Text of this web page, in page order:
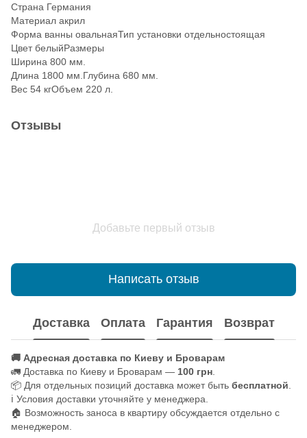
Страна Германия
Материал акрил
Форма ванны овальнаяТип установки отдельностоящая
Цвет белыйРазмеры
Ширина 800 мм.
Длина 1800 мм.Глубина 680 мм.
Вес 54 кгОбъем 220 л.
Отзывы
Добавьте первый отзыв
Написать отзыв
Доставка Оплата Гарантия Возврат
🚚 Адресная доставка по Киеву и Броварам
🚛 Доставка по Киеву и Броварам — 100 грн
📦 Для отдельных позиций доставка может быть бесплатной
ℹ️ Условия доставки уточняйте у менеджера.
🏠 Возможность заноса в квартиру обсуждается отдельно с
менеджером.